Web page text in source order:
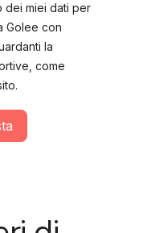
dei miei dati per
Golee con
la
come